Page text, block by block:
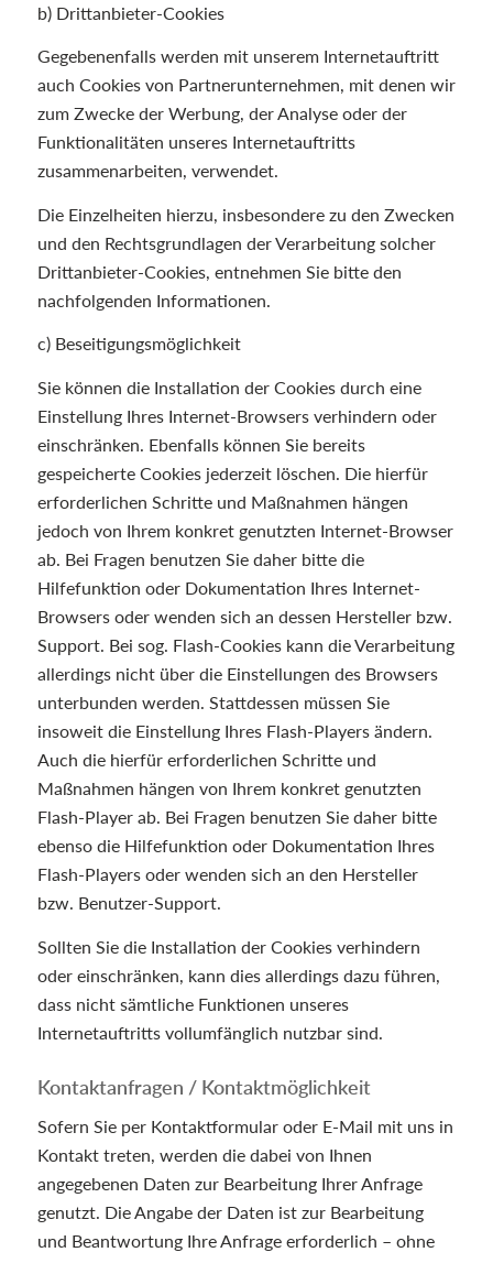
b) Drittanbieter-Cookies
Gegebenenfalls werden mit unserem Internetauftritt
auch Cookies von Partnerunternehmen, mit denen wir
zum Zwecke der Werbung, der Analyse oder der
Funktionalitäten unseres Internetauftritts
zusammenarbeiten, verwendet.
Die Einzelheiten hierzu, insbesondere zu den Zwecken
und den Rechtsgrundlagen der Verarbeitung solcher
Drittanbieter-Cookies, entnehmen Sie bitte den
nachfolgenden Informationen.
c) Beseitigungsmöglichkeit
Sie können die Installation der Cookies durch eine
Einstellung Ihres Internet-Browsers verhindern oder
einschränken. Ebenfalls können Sie bereits
gespeicherte Cookies jederzeit löschen. Die hierfür
erforderlichen Schritte und Maßnahmen hängen
jedoch von Ihrem konkret genutzten Internet-Browser
ab. Bei Fragen benutzen Sie daher bitte die
Hilfefunktion oder Dokumentation Ihres Internet-
Browsers oder wenden sich an dessen Hersteller bzw.
Support. Bei sog. Flash-Cookies kann die Verarbeitung
allerdings nicht über die Einstellungen des Browsers
unterbunden werden. Stattdessen müssen Sie
insoweit die Einstellung Ihres Flash-Players ändern.
Auch die hierfür erforderlichen Schritte und
Maßnahmen hängen von Ihrem konkret genutzten
Flash-Player ab. Bei Fragen benutzen Sie daher bitte
ebenso die Hilfefunktion oder Dokumentation Ihres
Flash-Players oder wenden sich an den Hersteller
bzw. Benutzer-Support.
Sollten Sie die Installation der Cookies verhindern
oder einschränken, kann dies allerdings dazu führen,
dass nicht sämtliche Funktionen unseres
Internetauftritts vollumfänglich nutzbar sind.
Kontaktanfragen / Kontaktmöglichkeit
Sofern Sie per Kontaktformular oder E-Mail mit uns in
Kontakt treten, werden die dabei von Ihnen
angegebenen Daten zur Bearbeitung Ihrer Anfrage
genutzt. Die Angabe der Daten ist zur Bearbeitung
und Beantwortung Ihre Anfrage erforderlich – ohne